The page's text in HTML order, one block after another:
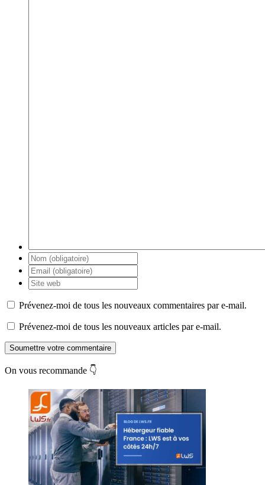
Prévenez-moi de tous les nouveaux commentaires par e-mail.
Prévenez-moi de tous les nouveaux articles par e-mail.
Soumettre votre commentaire
On vous recommande 👇